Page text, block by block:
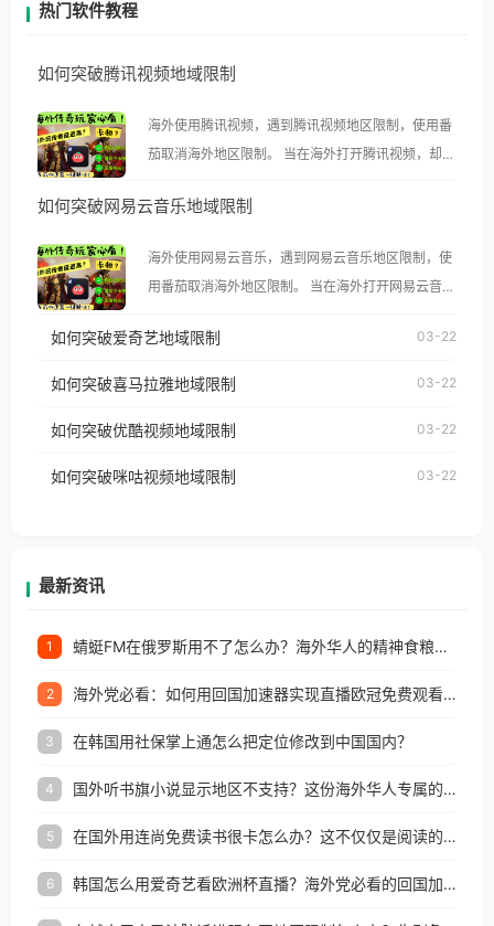
热门软件教程
如何突破腾讯视频地域限制
海外使用腾讯视频，遇到腾讯视频地区限制，使用番
茄取消海外地区限制。 当在海外打开腾讯视频，却突
示语。 海外用户如香港、澳门、台湾、美国、加拿
像其他音乐平台一样，出现地区及版权限制问题，且
仅能在中国大陆地区播放。 遇到这个问题的朋友们，
台湾、美国、加拿大、澳大利亚、欧洲等国家和地区
权限制所困扰。
如何突破网易云音乐地域限制
海外使用网易云音乐，遇到网易云音乐地区限制，使
用番茄取消海外地区限制。 当在海外打开网易云音
播放”的提示语。 海外用户如香港、澳门、台湾、美
制问题，且仅能在中国大陆地区播放。 遇到这个问题
户收听网易云音乐地区版权限制」的问题，无论人在
如何突破爱奇艺地域限制 03-22
如何突破喜马拉雅地域限制 03-22
如何突破优酷视频地域限制 03-22
如何突破咪咕视频地域限制 03-22
最新资讯
1 蜻蜓FM在俄罗斯用不了怎么办？海外华人的精神食粮补给方案
2 海外党必看：如何用回国加速器实现直播欧冠免费观看？附影视音乐全攻略
3 在韩国用社保掌上通怎么把定位修改到中国国内？
4 国外听书旗小说显示地区不支持？这份海外华人专属的国内内容解锁指南请收好
5 在国外用连尚免费读书很卡怎么办？这不仅仅是阅读的烦恼
6 韩国怎么用爱奇艺看欧洲杯直播？海外党必看的回国加速全攻略